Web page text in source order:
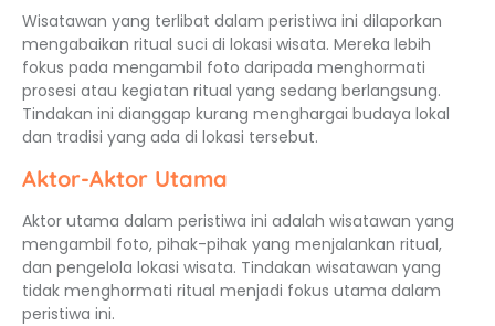
Wisatawan yang terlibat dalam peristiwa ini dilaporkan
mengabaikan ritual suci di lokasi wisata. Mereka lebih
fokus pada mengambil foto daripada menghormati
prosesi atau kegiatan ritual yang sedang berlangsung.
Tindakan ini dianggap kurang menghargai budaya lokal
dan tradisi yang ada di lokasi tersebut.
Aktor-Aktor Utama
Aktor utama dalam peristiwa ini adalah wisatawan yang
mengambil foto, pihak-pihak yang menjalankan ritual,
dan pengelola lokasi wisata. Tindakan wisatawan yang
tidak menghormati ritual menjadi fokus utama dalam
peristiwa ini.